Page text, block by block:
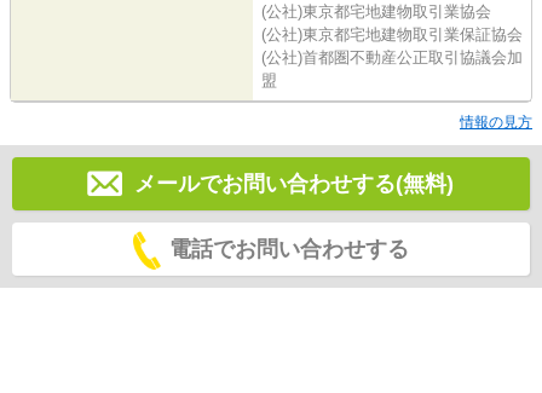
(公社)東京都宅地建物取引業協会
(公社)東京都宅地建物取引業保証協会
(公社)首都圏不動産公正取引協議会加
盟
情報の見方
メールでお問い合わせする(無料)
電話でお問い合わせする